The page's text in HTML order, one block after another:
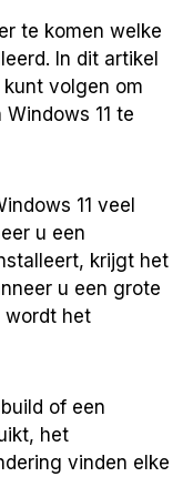
te komen welke
In dit artikel
volgen om
11 te
11 veel
u een
krijgt het
u een grote
wordt het
of een
het
vinden elke